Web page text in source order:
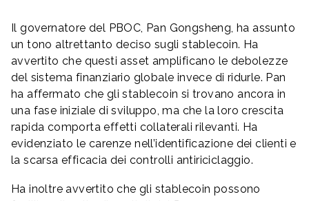
Il governatore del PBOC, Pan Gongsheng, ha assunto
un tono altrettanto deciso sugli stablecoin. Ha
avvertito che questi asset amplificano le debolezze
del sistema finanziario globale invece di ridurle. Pan
ha affermato che gli stablecoin si trovano ancora in
una fase iniziale di sviluppo, ma che la loro crescita
rapida comporta effetti collaterali rilevanti. Ha
evidenziato le carenze nell’identificazione dei clienti e
la scarsa efficacia dei controlli antiriciclaggio.
Ha inoltre avvertito che gli stablecoin possono